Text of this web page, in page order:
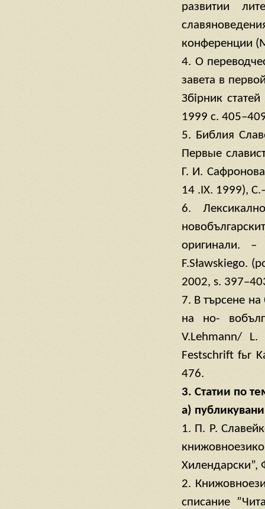
развитии
конференции
4. О
завета в
Збiрник
1999 с.
5. Библия
Первые
Г. И.
14 .IХ. 1999),
6.
оригинали.
F.Sławskiego.
2002, s.
7. В търсене на
на но-
V.Lehmann/
Festschrift fьr
476.
3. Статии по
а)
1. П. Р.
Хилендарски”,
2.
списание